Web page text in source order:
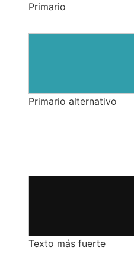
Primario
Primario alternativo
Texto más fuerte